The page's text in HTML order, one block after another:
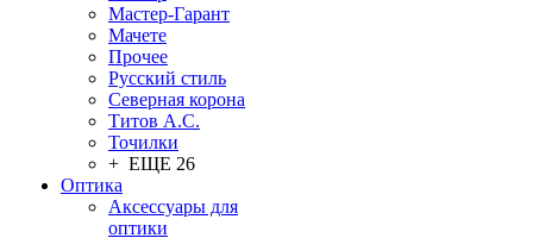
Мастер-Гарант
Мачете
Прочее
Русский стиль
Северная корона
Титов А.С.
Точилки
+ ЕЩЕ 26
Оптика
Аксессуары для
оптики